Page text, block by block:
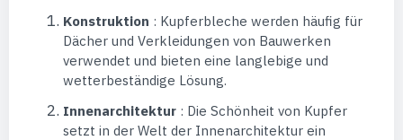
Konstruktion : Kupferbleche werden häufig für
Dächer und Verkleidungen von Bauwerken
verwendet und bieten eine langlebige und
wetterbeständige Lösung.
Innenarchitektur : Die Schönheit von Kupfer
setzt in der Welt der Innenarchitektur ein